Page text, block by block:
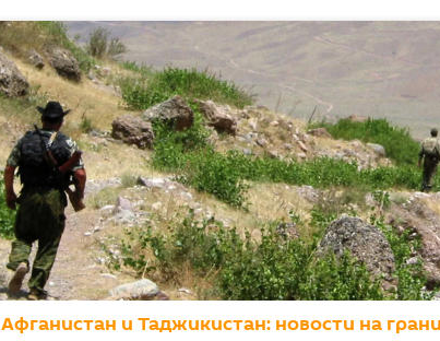
Афганистан и Таджикистан: новости на